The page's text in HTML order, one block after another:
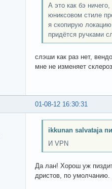
А это как бэ
юниксовом стиле
я скопирую
придётся ручками
слэши как раз нет,
мне не изменяет
01-08-12 16:30:31
ikkunan salvataja
И VPN
Да лан! Хорош уж
дристов, по умолчанию.